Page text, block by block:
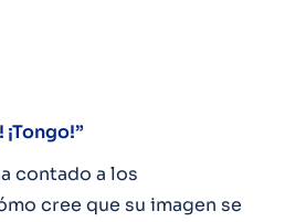
¡Tongo!”
contado a los
cree que su imagen se